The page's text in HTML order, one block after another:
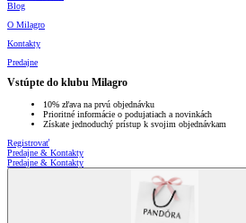
Blog
O Milagro
Kontakty
Predajne
Vstúpte do klubu Milagro
10% zľava na prvú objednávku
Prioritné informácie o podujatiach a novinkách
Získate jednoduchý prístup k svojim objednávkam
Registrovať
Predajne & Kontakty
Predajne & Kontakty